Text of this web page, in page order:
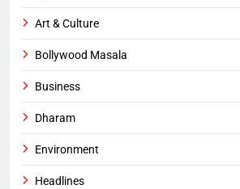
Art & Culture
Bollywood Masala
Business
Dharam
Environment
Headlines